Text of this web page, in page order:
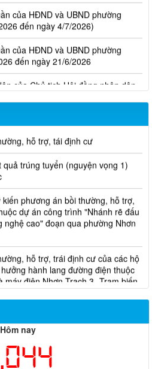
của HĐND và UBND phường
đến ngày 4/7/2026)
của HĐND và UBND phường
đến ngày 21/6/2026
của Chủ tịch Hội đồng nhân dân
bàn phường Nhơn Trạch năm
hỗ trợ, tái định cư
trúng tuyển (nguyện vọng 1)
phương án bồi thường, hỗ trợ,
dự án công trình "Nhánh rẽ đấu
nghệ cao" đoạn qua phường Nhơn
hỗ trợ, trái định cư của các hộ
hành lang đường điện thuộc
điện Nhơn Trạch 3- Trạm biến
án bồi thường, hỗ trợ, tái
bị thu hồi thuộc dự án nâng cấp
tâm huyện Nhơn Trạch ra Quốc lộ
Hôm nay